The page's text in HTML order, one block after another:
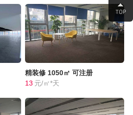
精装修 1050㎡ 可注册
13 元/㎡*天